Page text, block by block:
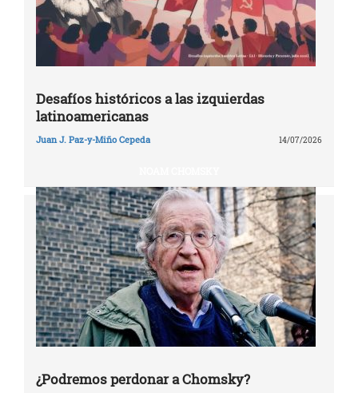
Desafíos históricos a las izquierdas
latinoamericanas
Juan J. Paz-y-Miño Cepeda 14/07/2026
¿Podremos perdonar a Chomsky?